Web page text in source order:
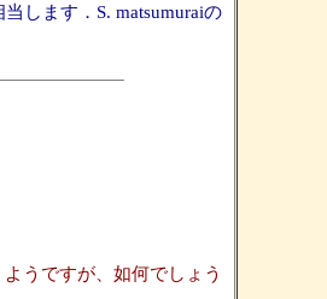
します．S. matsumuraiの
うですが、如何でしょう